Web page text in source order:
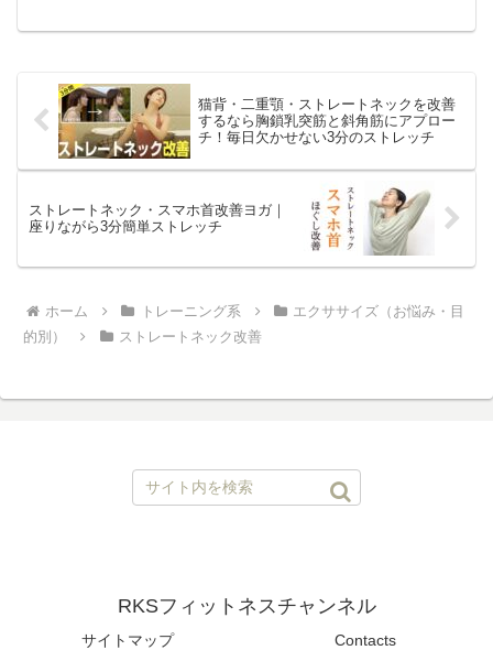
猫背・二重顎・ストレートネックを改善
するなら胸鎖乳突筋と斜角筋にアプロー
チ！毎日欠かせない3分のストレッチ
ストレートネック・スマホ首改善ヨガ｜
座りながら3分簡単ストレッチ
ホーム トレーニング系
エクササイズ（お悩み・目
的別）
ストレートネック改善
RKSフィットネスチャンネル
サイトマップ Contacts